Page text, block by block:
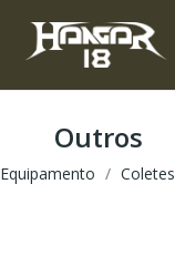
Outros
Equipamento Coletes